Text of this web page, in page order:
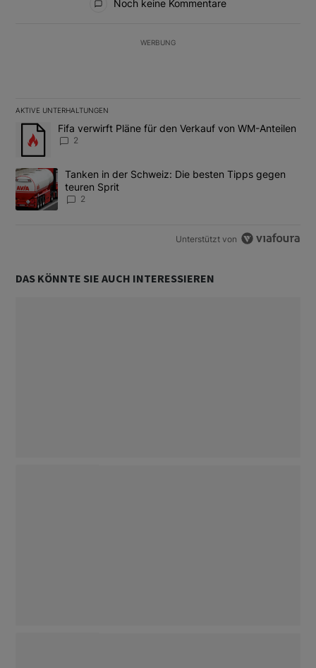
Noch keine Kommentare
WERBUNG
AKTIVE UNTERHALTUNGEN
Das Folgende ist eine Liste der am meisten kommentierten
Ein Trendartikel mit dem Titel "Fifa verwirft Pläne für den
Fifa verwirft Pläne für den Verkauf von WM-Anteilen
2
Ein Trendartikel mit dem Titel "Tanken in der Schweiz: Die
Tanken in der Schweiz: Die besten Tipps gegen
teuren Sprit
2
Unterstützt von
DAS KÖNNTE SIE AUCH INTERESSIEREN